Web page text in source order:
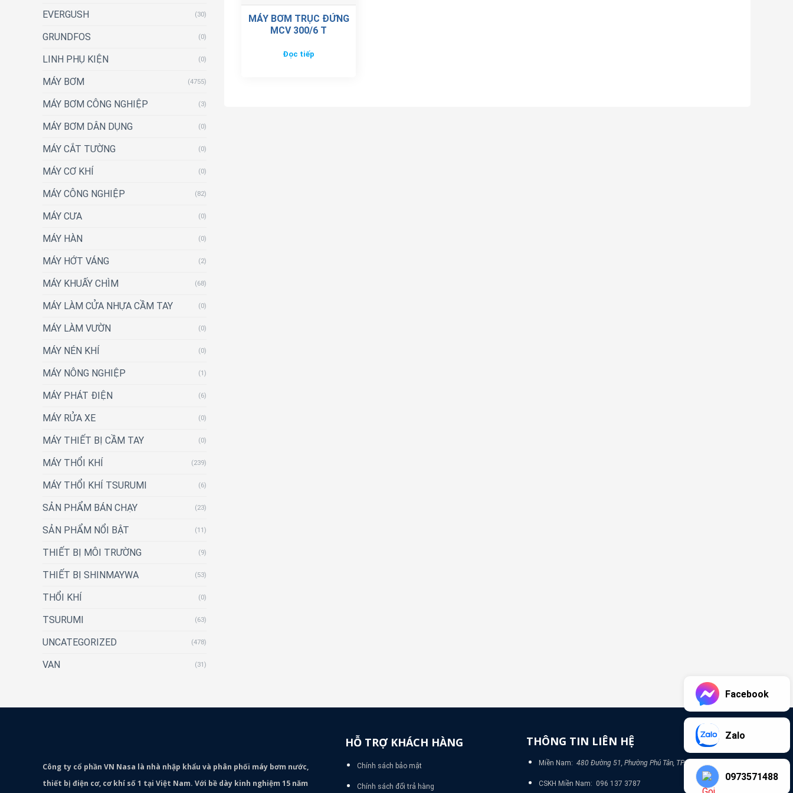
EVERGUSH (30)
GRUNDFOS (0)
LINH PHỤ KIỆN (0)
MÁY BƠM (4755)
MÁY BƠM CÔNG NGHIỆP (3)
MÁY BƠM DÂN DỤNG (0)
MÁY CẮT TƯỜNG (0)
MÁY CƠ KHÍ (0)
MÁY CÔNG NGHIỆP (82)
MÁY CƯA (0)
MÁY HÀN (0)
MÁY HỚT VÁNG (2)
MÁY KHUẤY CHÌM (68)
MÁY LÀM CỬA NHỰA CẦM TAY (0)
MÁY LÀM VƯỜN (0)
MÁY NÉN KHÍ (0)
MÁY NÔNG NGHIỆP (1)
MÁY PHÁT ĐIỆN (6)
MÁY RỬA XE (0)
MÁY THIẾT BỊ CẦM TAY (0)
MÁY THỔI KHÍ (239)
MÁY THỔI KHÍ TSURUMI (6)
SẢN PHẨM BÁN CHẠY (23)
SẢN PHẨM NỔI BẬT (11)
THIẾT BỊ MÔI TRƯỜNG (9)
THIẾT BỊ SHINMAYWA (53)
THỔI KHÍ (0)
TSURUMI (63)
UNCATEGORIZED (478)
VAN (31)
MÁY BƠM TRỤC ĐỨNG
MCV 300/6 T
Đọc tiếp
Công ty cổ phần VN Nasa là nhà nhập khẩu và phân phối máy bơm nước,
thiết bị điện cơ, cơ khí số 1 tại Việt Nam. Với bề dày kinh nghiệm 15 năm
HỖ TRỢ KHÁCH HÀNG
Chính sách bảo mật
Chính sách đổi trả hàng
THÔNG TIN LIÊN HỆ
Miền Nam: 480 Đường 51, Phường Phú Tân, TP Bình Dương
CSKH Miền Nam: 096 137 3787
Facebook
Zalo
0973571488